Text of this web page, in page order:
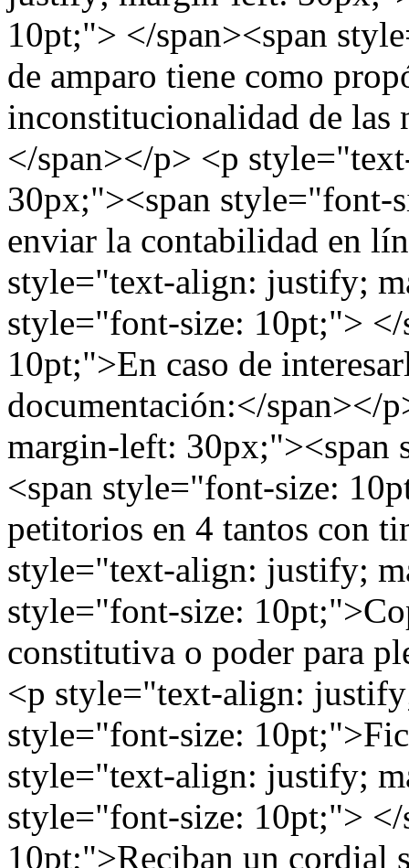
10pt;"> </span><span
de amparo tiene como
inconstitucionalidad de las
</span></p> <p
30px;"><span style="font-
enviar la contabilidad en
style="text-align: justify;
style="font-size: 10pt;">
10pt;">En caso de
documentación:</
margin-left: 30px;"><span
<span style="font-size:
petitorios en 4 tantos con
style="text-align: justify;
style="font-size:
constitutiva o poder para
<p style="text-align:
style="font-size:
style="text-align: justify;
style="font-size: 10pt;">
10pt;">Reciban un cordial